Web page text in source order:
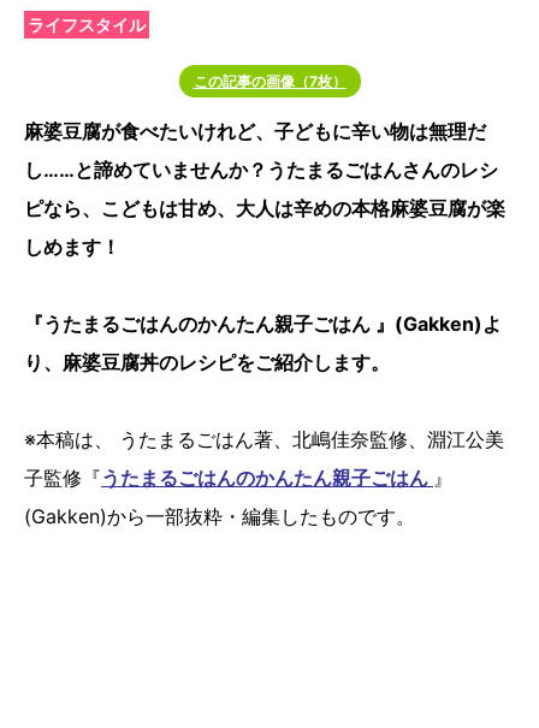
ライフスタイル
この記事の画像（7枚）
麻婆豆腐が食べたいけれど、子どもに辛い物は無理だ
し……と諦めていませんか？うたまるごはんさんのレシ
ピなら、こどもは甘め、大人は辛めの本格麻婆豆腐が楽
しめます！
『うたまるごはんのかんたん親子ごはん 』(Gakken)よ
り、麻婆豆腐丼のレシピをご紹介します。
※本稿は、 うたまるごはん著、北嶋佳奈監修、淵江公美
子監修『うたまるごはんのかんたん親子ごはん 』
(Gakken)から一部抜粋・編集したものです。